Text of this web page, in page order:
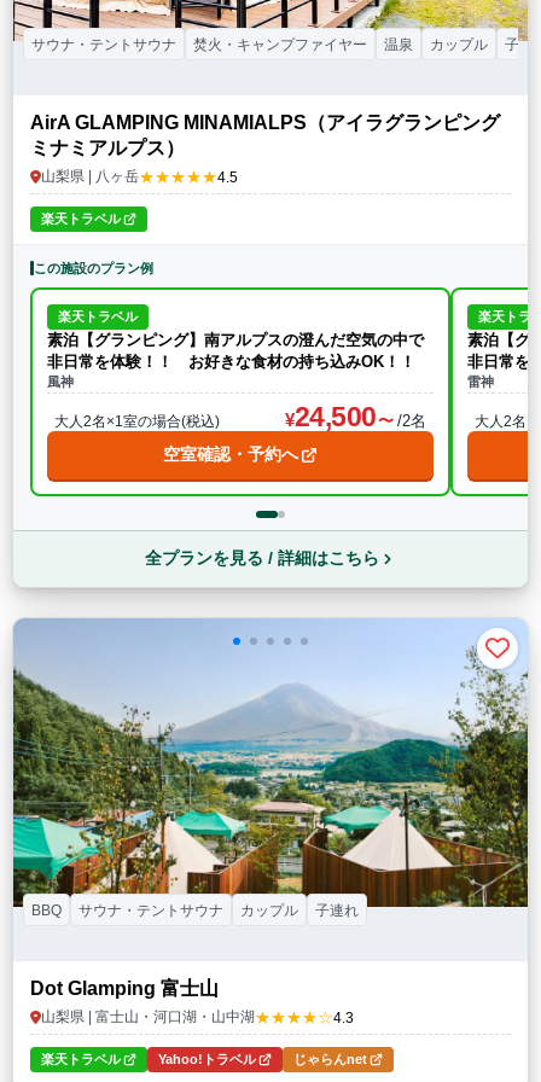
AirA GLAMPING MINAMIALPS（アイラグランピング
ミナミアルプス）
山梨県 | 八ヶ岳★★★★★4.5
サウナ・テントサウナ 焚火・キャンプファイヤー 温泉 カップル 子連
楽天トラベル
この施設のプラン例
楽天トラベル
素泊【グランピング】南アルプスの澄んだ空気の中で
非日常を体験！！ お好きな食材の持ち込みOK！！
風神
大人2名×1室の場合(税込) 24,500 /2名
空室確認・予約へ
楽天トラ
素泊【グ
非日常を
雷神
大人2名
全プランを見る / 詳細はこちら
Dot Glamping 富士山
山梨県 | 富士山・河口湖・山中湖★★★★☆4.3
BBQ サウナ・テントサウナ カップル 子連れ
楽天トラベル Yahoo!トラベル じゃらんnet